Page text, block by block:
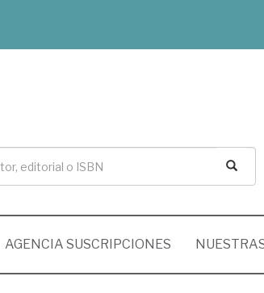
AGENCIA SUSCRIPCIONES